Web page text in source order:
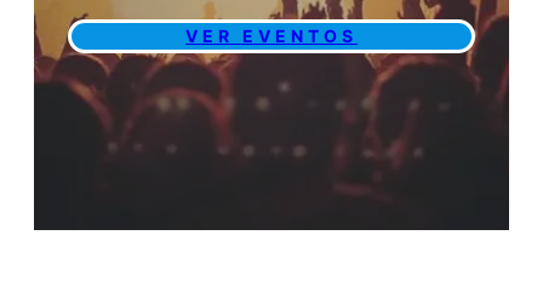
VER EVENTOS